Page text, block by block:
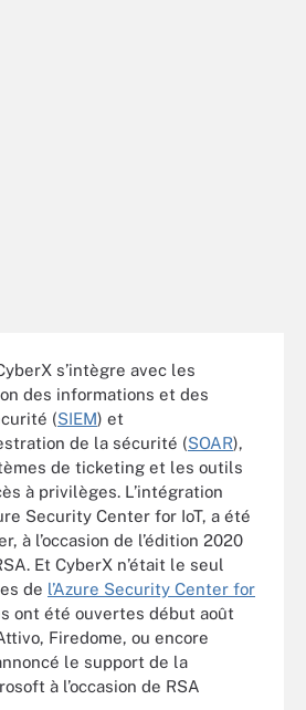
s’intègre avec les
des informations et des
(SIEM) et
de la sécurité (SOAR),
de ticketing et les outils
à privilèges. L’intégration
Security Center for IoT, a été
à l’occasion de l’édition 2020
Et CyberX n’était le seul
de l’Azure Security Center for
ont été ouvertes début août
Firedome, ou encore
le support de la
à l’occasion de RSA